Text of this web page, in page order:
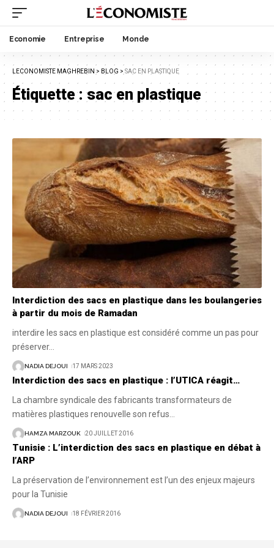
Economie Entreprise Monde
LECONOMISTE MAGHREBIN > BLOG > SAC EN PLASTIQUE
Étiquette :sac en plastique
Interdiction des sacs en plastique dans les boulangeries
à partir du mois de Ramadan
interdire les sacs en plastique est considéré comme un pas pour
préserver…
NADIA DEJOUI 17 MARS 2023
Interdiction des sacs en plastique : l’UTICA réagit…
La chambre syndicale des fabricants transformateurs de
matières plastiques renouvelle son refus
HAMZA MARZOUK 20 JUILLET 2016
Tunisie : L’interdiction des sacs en plastique en débat à
l’ARP
La préservation de l’environnement est l’un des enjeux majeurs
pour la Tunisie
NADIA DEJOUI 18 FÉVRIER 2016